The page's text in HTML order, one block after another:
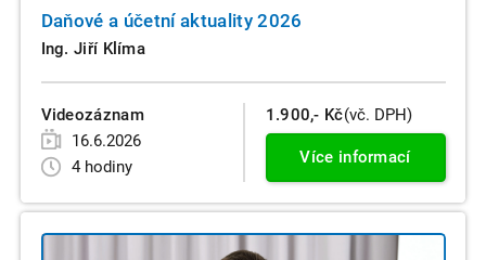
Daňové a účetní aktuality 2026
Ing. Jiří Klíma
Videozáznam
16.6.2026
4 hodiny
1.900,- Kč(vč. DPH)
Více informací